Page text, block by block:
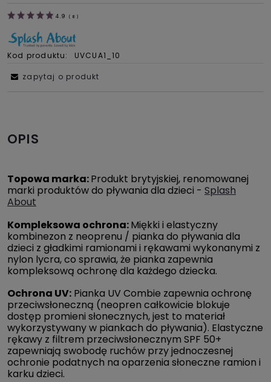
4.9 ( 8 )
Kod produktu: UVCUA1_10
zapytaj o produkt
OPIS
Topowa marka:Produkt brytyjskiej, renomowanej
marki produktów do pływania dla dzieci - Splash
About
Kompleksowa ochrona:Miękki i elastyczny
kombinezon z neoprenu / pianka do pływania dla
dzieci z gładkimi ramionami i rękawami wykonanymi z
nylon lycra, co sprawia, że pianka zapewnia
kompleksową ochronę dla każdego dziecka.
Ochrona UV: Pianka UV Combie zapewnia ochronę
przeciwsłoneczną (neopren całkowicie blokuje
dostęp promieni słonecznych, jest to materiał
wykorzystywany w piankach do pływania). Elastyczne
rękawy z filtrem przeciwsłonecznym SPF 50+
zapewniają swobodę ruchów przy jednoczesnej
ochronie podatnych na oparzenia słoneczne ramion i
karku dzieci.